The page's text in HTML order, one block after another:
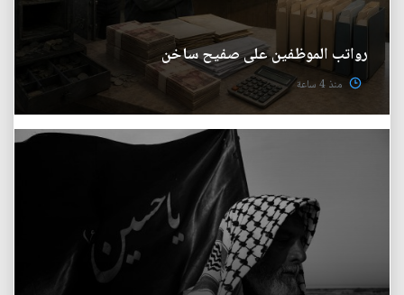
رواتب الموظفين على صفيح ساخن
منذ 4 ساعة